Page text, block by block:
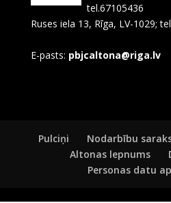
tel.67105436
Ruses iela 13, Rīga, LV-1029;
E-pasts: pbjcaltona@riga.lv
Pulciņi Nodarbību
Altonas lepnums
Personas datu